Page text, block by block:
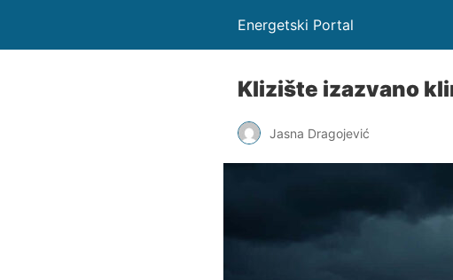
Energetski Portal
Klizište izazvano
Jasna Dragojević